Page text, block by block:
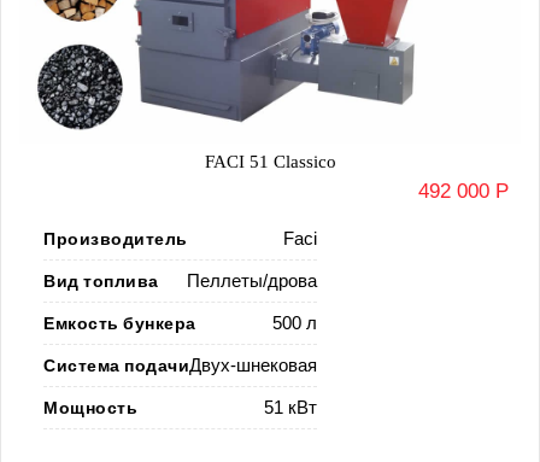
FACI 51 Classico
492 000 Р
Производитель Faci
Вид топлива Пеллеты/дрова
Емкость бункера 500 л
Система подачиДвух-шнековая
Мощность 51 кВт